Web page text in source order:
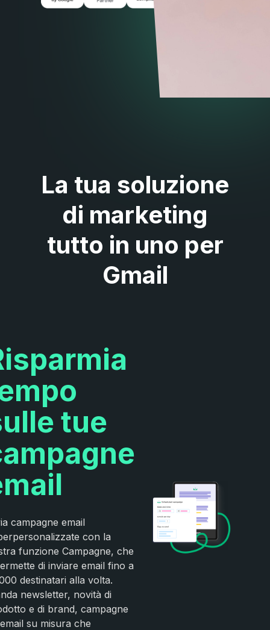
La tua soluzione
di marketing
tutto in uno per
Gmail
tue
campagne email
con la
funzione Campagne, che
di inviare email fino a
destinatari alla volta.
newsletter, novità di
e di brand, campagne
su misura che